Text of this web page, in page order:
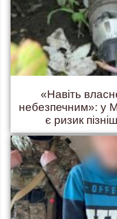
«Навіть
небезпечним»: у
є ризик